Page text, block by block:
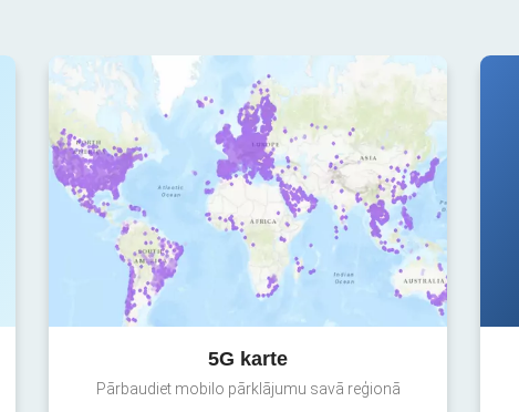
5G karte
Pārbaudiet mobilo pārklājumu savā reģionā